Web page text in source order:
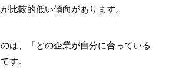
比較的低い傾向があります。
は、「どの企業が自分に合っている
す。